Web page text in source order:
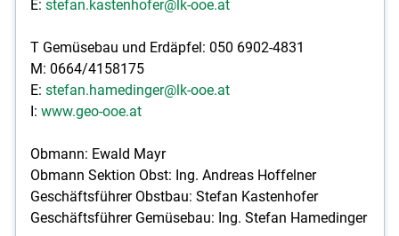
E: stefan.kastenhofer@lk-ooe.at
T Gemüsebau und Erdäpfel: 050 6902-4831
M: 0664/4158175
E: stefan.hamedinger@lk-ooe.at
I: www.geo-ooe.at
Obmann: Ewald Mayr
Obmann Sektion Obst: Ing. Andreas Hoffelner
Geschäftsführer Obstbau: Stefan Kastenhofer
Geschäftsführer Gemüsebau: Ing. Stefan Hamedinger